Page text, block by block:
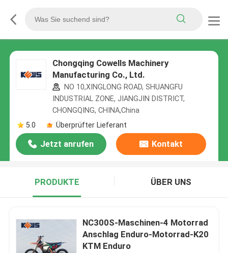
Chongqing Cowells Machinery
Manufacturing Co., Ltd.
NO 10,XINGLONG ROAD, SHUANGFU
INDUSTRIAL ZONE, JIANGJIN DISTRICT,
CHONGQING, CHINA,China
5.0
Überprüfter Lieferant
Jetzt anrufen Kontakt
PRODUKTE ÜBER UNS
NC300S-Maschinen-4 Motorrad
Anschlag Enduro-Motorrad-K20
KTM Enduro